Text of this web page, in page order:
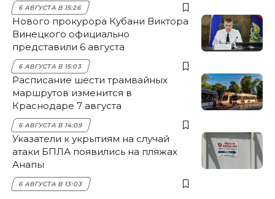
6 АВГУСТА В 15:26
Нового прокурора Кубани Виктора
Винецкого официально
представили 6 августа
6 АВГУСТА В 15:03
Расписание шести трамвайных
маршрутов изменится в
Краснодаре 7 августа
6 АВГУСТА В 14:09
Указатели к укрытиям на случай
атаки БПЛА появились на пляжах
Анапы
6 АВГУСТА В 13:03